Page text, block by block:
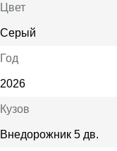
Цвет
Серый
Год
2026
Кузов
Внедорожник 5 дв.